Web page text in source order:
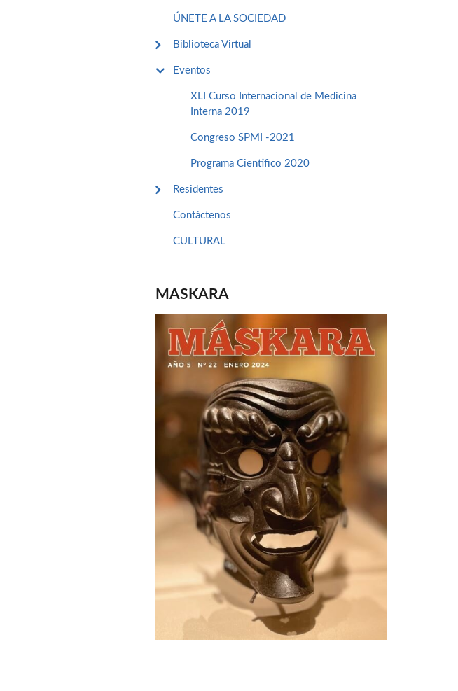
ÚNETE A LA SOCIEDAD
Biblioteca Virtual
Eventos
XLI Curso Internacional de Medicina
Interna 2019
Congreso SPMI -2021
Programa Cientifico 2020
Residentes
Contáctenos
CULTURAL
MASKARA